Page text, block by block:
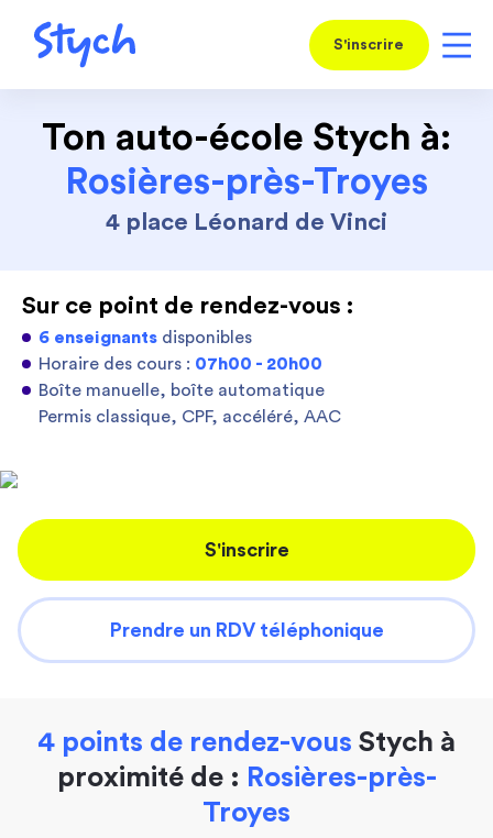
S'inscrire
Ton auto-école Stych à:
Rosières-près-Troyes
4 place Léonard de Vinci
Sur ce point de rendez-vous :
6 enseignants disponibles
Horaire des cours : 07h00 - 20h00
Boîte manuelle, boîte automatique
Permis classique, CPF, accéléré, AAC
S'inscrire
Prendre un RDV téléphonique
4 points de rendez-vous Stych à
proximité de : Rosières-près-
Troyes